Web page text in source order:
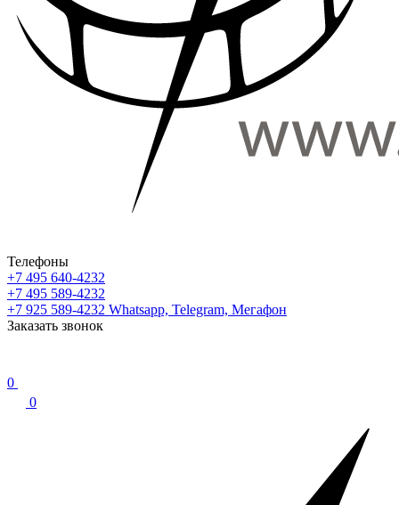
Телефоны
+7 495 640-4232
+7 495 589-4232
+7 925 589-4232 Whatsapp, Telegram, Мегафон
Заказать звонок
0
0